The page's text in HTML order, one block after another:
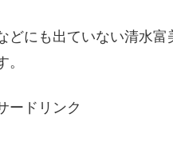
どにも出ていない清水
。
ードリンク